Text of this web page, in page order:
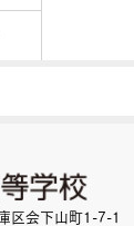
区会下山町1-7-1